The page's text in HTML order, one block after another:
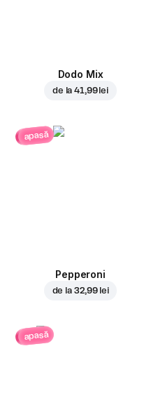
Dodo Mix
de la41,99 lei
apasă
Pepperoni
de la 32,99 lei
apasă